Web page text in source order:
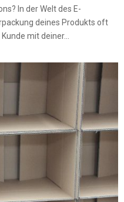
In der Welt des E-
deines Produkts oft
mit deiner...